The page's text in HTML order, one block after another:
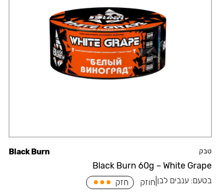
טבק
Black Burn 60g – White Grape
Black Burn
בטעם:ענבים לבן חוזק חזק